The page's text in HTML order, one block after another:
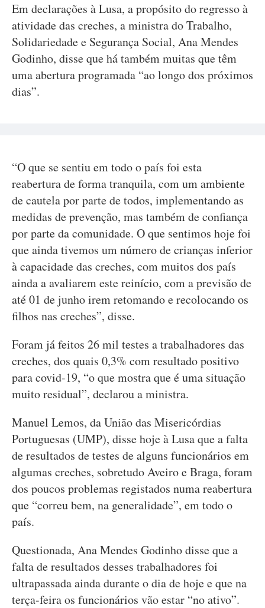
Em declarações à Lusa, a propósito do regresso à
atividade das creches, a ministra do Trabalho,
Solidariedade e Segurança Social, Ana Mendes
Godinho, disse que há também muitas que têm
uma abertura programada “ao longo dos próximos
dias”.
“O que se sentiu em todo o país foi esta
reabertura de forma tranquila, com um ambiente
de cautela por parte de todos, implementando as
medidas de prevenção, mas também de confiança
por parte da comunidade. O que sentimos hoje foi
que ainda tivemos um número de crianças inferior
à capacidade das creches, com muitos dos país
ainda a avaliarem este reinício, com a previsão de
até 01 de junho irem retomando e recolocando os
filhos nas creches”, disse.
Foram já feitos 26 mil testes a trabalhadores das
creches, dos quais 0,3% com resultado positivo
para covid-19, “o que mostra que é uma situação
muito residual”, declarou a ministra.
Manuel Lemos, da União das Misericórdias
Portuguesas (UMP), disse hoje à Lusa que a falta
de resultados de testes de alguns funcionários em
algumas creches, sobretudo Aveiro e Braga, foram
dos poucos problemas registados numa reabertura
que “correu bem, na generalidade”, em todo o
país.
Questionada, Ana Mendes Godinho disse que a
falta de resultados desses trabalhadores foi
ultrapassada ainda durante o dia de hoje e que na
terça-feira os funcionários vão estar “no ativo”.